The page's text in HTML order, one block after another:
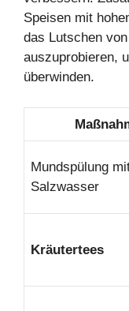
Speisen mit
das Lutschen
auszuprobieren,
überwinden.
Mundspülung
Salzwasser
Kräutertees